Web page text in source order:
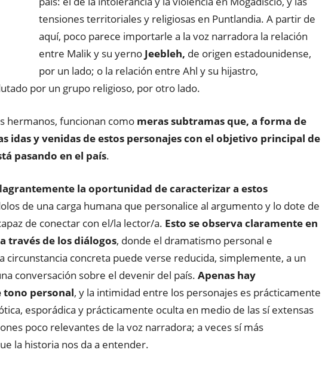
tensiones territoriales y religiosas en Puntlandia. A partir de
aquí, poco parece importarle a la voz narradora la relación
entre Malik y su yerno Jeebleh, de origen estadounidense,
por un lado; o la relación entre Ahl y su hijastro,
por un grupo religioso, por otro lado.
hermanos, funcionan como meras subtramas que, a forma de
idas y venidas de estos personajes con el objetivo principal de
pasando en el país.
la oportunidad de caracterizar a estos
de una carga humana que personalice al argumento y lo dote de
de conectar con el/la lector/a. Esto se observa claramente en
través de los diálogos, donde el dramatismo personal e
circunstancia concreta puede verse reducida, simplemente, a un
conversación sobre el devenir del país. Apenas hay
tono personal, y la intimidad entre los personajes es prácticamente
esporádica y prácticamente oculta en medio de las sí extensas
poco relevantes de la voz narradora; a veces sí más
la historia nos da a entender.